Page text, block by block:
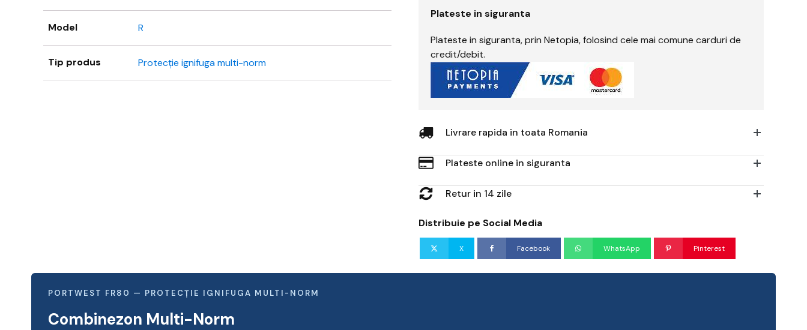
Model R
Tip produs Protecție ignifuga multi-norm
Plateste in siguranta
Plateste in siguranta, prin Netopia, folosind cele mai comune carduri de
credit/debit.
Livrare rapida in toata Romania
Plateste online in siguranta
Retur in 14 zile
Distribuie pe Social Media
X Facebook WhatsApp Pinterest
PORTWEST FR80 — PROTECȚIE IGNIFUGA MULTI-NORM
Combinezon Multi-Norm